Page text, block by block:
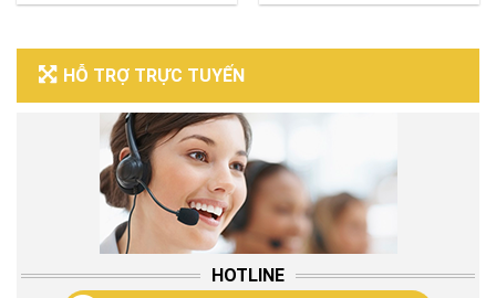
HỖ TRỢ TRỰC TUYẾN
HOTLINE